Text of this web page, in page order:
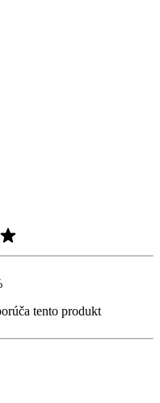
v súlade so Zásadami
produktu a hviezdičiek
tento produkt